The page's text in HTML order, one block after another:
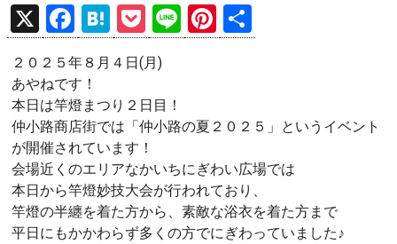
X
F
a
ce
b
o
o
k
H
at
e
n
a
P
o
ck
et
Li
n
Pi
nt
t
有
２０２５年８月４日(月)
あやねです！
本日は竿燈まつり２日目！
仲小路商店街では「仲小路の夏２０２５」というイベント
が開催されています！
会場近くのエリアなかいちにぎわい広場では
本日から竿燈妙技大会が行われており、
竿燈の半纏を着た方から、素敵な浴衣を着た方まで
平日にもかかわらず多くの方でにぎわっていました♪